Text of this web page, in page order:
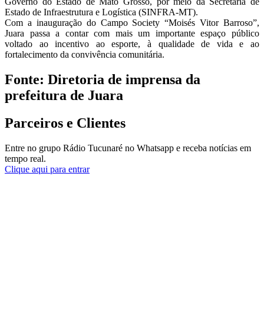
Estado de Infraestrutura e Logística (SINFRA-MT).
Com a inauguração do Campo Society “Moisés Vitor Barroso”,
Juara passa a contar com mais um importante espaço público
voltado ao incentivo ao esporte, à qualidade de vida e ao
fortalecimento da convivência comunitária.
Fonte: Diretoria de imprensa da
prefeitura de Juara
Parceiros e Clientes
Entre no grupo Rádio Tucunaré no Whatsapp e receba notícias em
tempo real.
Clique aqui para entrar